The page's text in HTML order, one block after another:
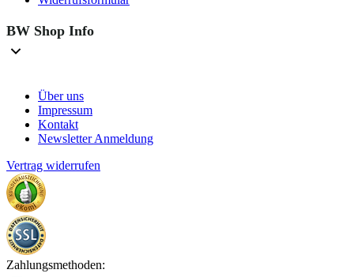
BW Shop Info
Über uns
Impressum
Kontakt
Newsletter Anmeldung
Vertrag widerrufen
Zahlungsmethoden: